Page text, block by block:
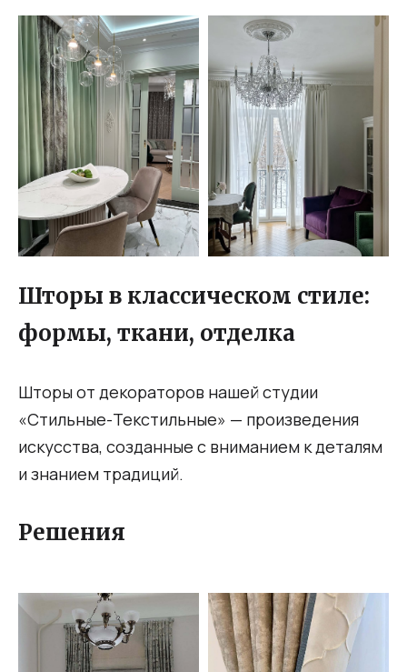
Шторы в классическом стиле:
формы, ткани, отделка
Шторы от декораторов нашей студии
«Стильные-Текстильные» — произведения
искусства, созданные с вниманием к деталям
и знанием традиций.
Решения